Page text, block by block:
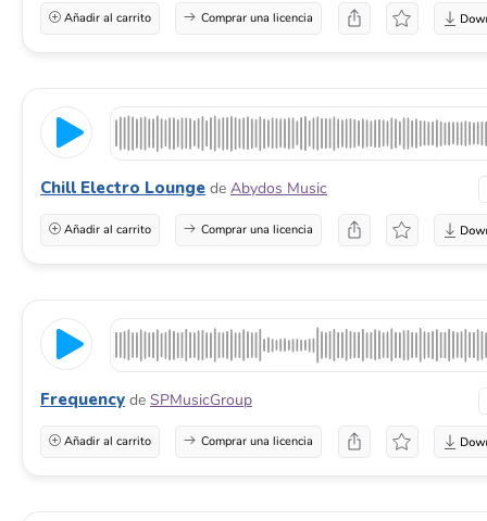
Añadir al carrito Comprar una licencia
Chill Electro Lounge de Abydos Music
Añadir al carrito Comprar una licencia
Frequency de SPMusicGroup
Añadir al carrito Comprar una licencia